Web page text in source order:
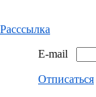
Расссылка
E-mail
Отписаться